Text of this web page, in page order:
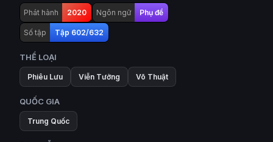
Phát hành 2020 Ngôn ngữ Phụ đề
Số tập Tập 602/632
THỂ LOẠI
Phiêu Lưu Viễn Tưởng Võ Thuật
QUỐC GIA
Trung Quốc